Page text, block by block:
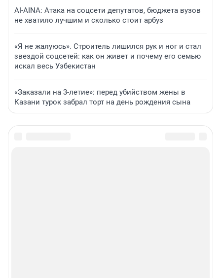
AI-AINA: Атака на соцсети депутатов, бюджета вузов
не хватило лучшим и сколько стоит арбуз
«Я не жалуюсь». Строитель лишился рук и ног и стал
звездой соцсетей: как он живет и почему его семью
искал весь Узбекистан
«Заказали на 3-летие»: перед убийством жены в
Казани турок забрал торт на день рождения сына